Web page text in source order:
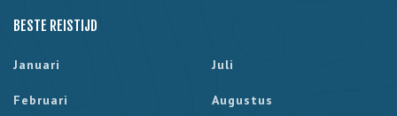
BESTE REISTIJD
Januari
Februari
Juli
Augustus